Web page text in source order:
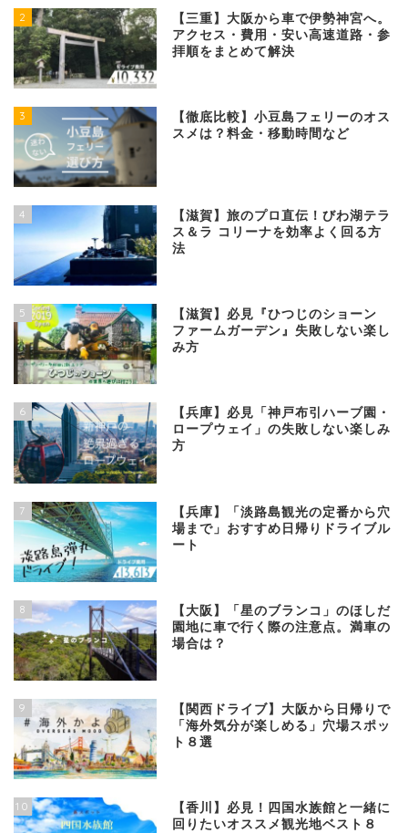
2
【三重】大阪から車で伊勢神宮へ。
アクセス・費用・安い高速道路・参
拝順をまとめて解決
3
【徹底比較】小豆島フェリーのオス
スメは？料金・移動時間など
4
【滋賀】旅のプロ直伝！びわ湖テラ
ス＆ラ コリーナを効率よく回る方
法
5
【滋賀】必見『ひつじのショーン
ファームガーデン』失敗しない楽し
み方
6
【兵庫】必見「神戸布引ハーブ園・
ロープウェイ」の失敗しない楽しみ
方
7
【兵庫】「淡路島観光の定番から穴
場まで」おすすめ日帰りドライブル
ート
8
【大阪】「星のブランコ」のほしだ
園地に車で行く際の注意点。満車の
場合は？
9
【関西ドライブ】大阪から日帰りで
「海外気分が楽しめる」穴場スポッ
ト８選
10
【香川】必見！四国水族館と一緒に
回りたいオススメ観光地ベスト８